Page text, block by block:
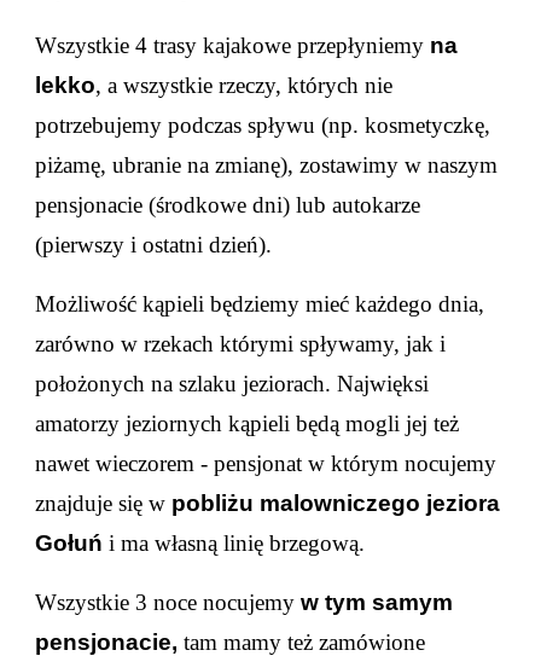
Wszystkie 4 trasy kajakowe przepłyniemy na
lekko, a wszystkie rzeczy, których nie
potrzebujemy podczas spływu (np. kosmetyczkę,
piżamę, ubranie na zmianę), zostawimy w naszym
pensjonacie (środkowe dni) lub autokarze
(pierwszy i ostatni dzień).
Możliwość kąpieli będziemy mieć każdego dnia,
zarówno w rzekach którymi spływamy, jak i
położonych na szlaku jeziorach. Najwięksi
amatorzy jeziornych kąpieli będą mogli jej też
nawet wieczorem - pensjonat w którym nocujemy
znajduje się w pobliżu malowniczego jeziora
Gołuń i ma własną linię brzegową.
Wszystkie 3 noce nocujemy wtym samym
pensjonacie,tam mamy też zamówione